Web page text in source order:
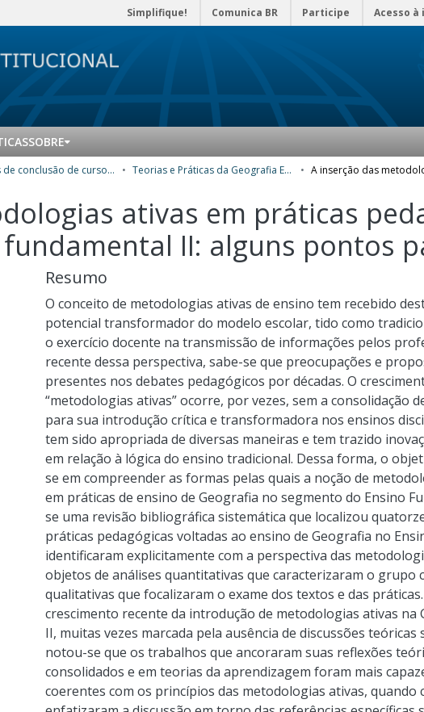
Simplifique! Comunica BR Participe Acesso
SOBRE
Trabalhos de conclusão de curso de Especialização Teorias e Práticas da Geografia Escolar
ativas em práticas
II: alguns pontos
Resumo
O conceito de metodologias ativas de ensino tem recebido
potencial transformador do modelo escolar, tido como
o exercício docente na transmissão de informações pelos
recente dessa perspectiva, sabe-se que preocupações e
presentes nos debates pedagógicos por décadas. O
“metodologias ativas” ocorre, por vezes, sem a consolidação
para sua introdução crítica e transformadora nos ensinos
tem sido apropriada de diversas maneiras e tem trazido
em relação à lógica do ensino tradicional. Dessa forma, o
se em compreender as formas pelas quais a noção de
em práticas de ensino de Geografia no segmento do Ensino
se uma revisão bibliográfica sistemática que localizou
práticas pedagógicas voltadas ao ensino de Geografia no
identificaram explicitamente com a perspectiva das
objetos de análises quantitativas que caracterizaram o grupo
qualitativas que focalizaram o exame dos textos e das
crescimento recente da introdução de metodologias ativas na
II, muitas vezes marcada pela ausência de discussões
notou-se que os trabalhos que ancoraram suas reflexões
consolidados e em teorias da aprendizagem foram mais
coerentes com os princípios das metodologias ativas, quando